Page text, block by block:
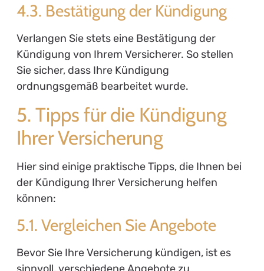
4.3. Bestätigung der Kündigung
Verlangen Sie stets eine Bestätigung der
Kündigung von Ihrem Versicherer. So stellen
Sie sicher, dass Ihre Kündigung
ordnungsgemäß bearbeitet wurde.
5. Tipps für die Kündigung
Ihrer Versicherung
Hier sind einige praktische Tipps, die Ihnen bei
der Kündigung Ihrer Versicherung helfen
können:
5.1. Vergleichen Sie Angebote
Bevor Sie Ihre Versicherung kündigen, ist es